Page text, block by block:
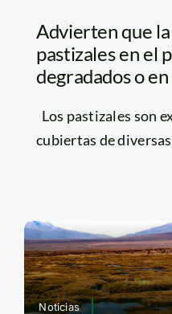
Advierten que
pastizales en el
degradados o
Los pastizales son
cubiertas de
Noticias